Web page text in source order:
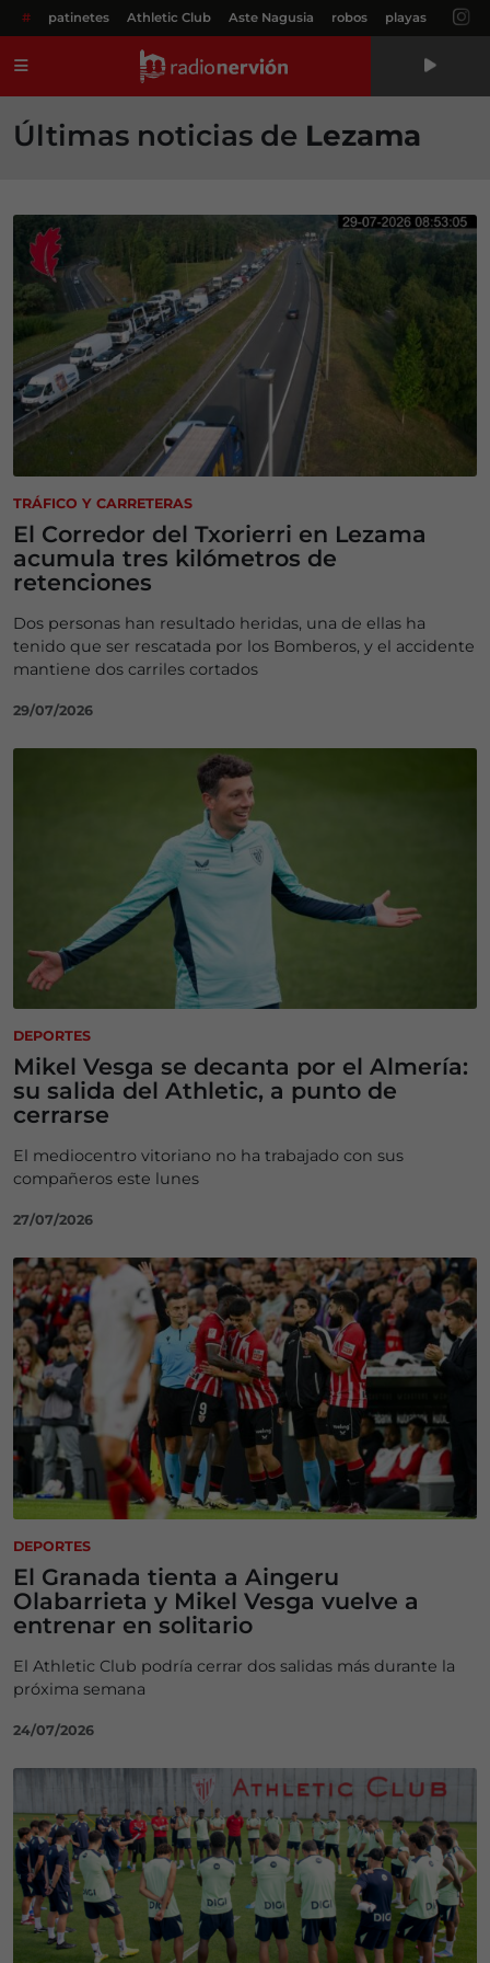
# patinetes Athletic Club Aste Nagusia robos playas
Últimas noticias de Lezama
TRÁFICO Y CARRETERAS
El Corredor del Txorierri en Lezama
acumula tres kilómetros de
retenciones
Dos personas han resultado heridas, una de ellas ha
tenido que ser rescatada por los Bomberos, y el accidente
mantiene dos carriles cortados
29/07/2026
DEPORTES
Mikel Vesga se decanta por el Almería:
su salida del Athletic, a punto de
cerrarse
El mediocentro vitoriano no ha trabajado con sus
compañeros este lunes
27/07/2026
DEPORTES
El Granada tienta a Aingeru
Olabarrieta y Mikel Vesga vuelve a
entrenar en solitario
El Athletic Club podría cerrar dos salidas más durante la
próxima semana
24/07/2026